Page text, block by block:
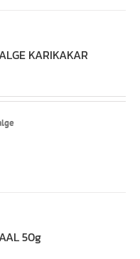
KARIKAKAR
50g